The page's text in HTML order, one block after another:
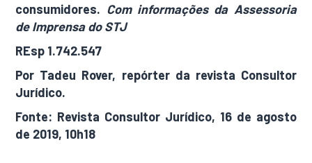
consumidores. Com informações da Assessoria
de Imprensa do STJ
REsp 1.742.547
Por Tadeu Rover, repórter da revista Consultor
Jurídico.
Fonte: Revista Consultor Jurídico, 16 de agosto
de 2019, 10h18